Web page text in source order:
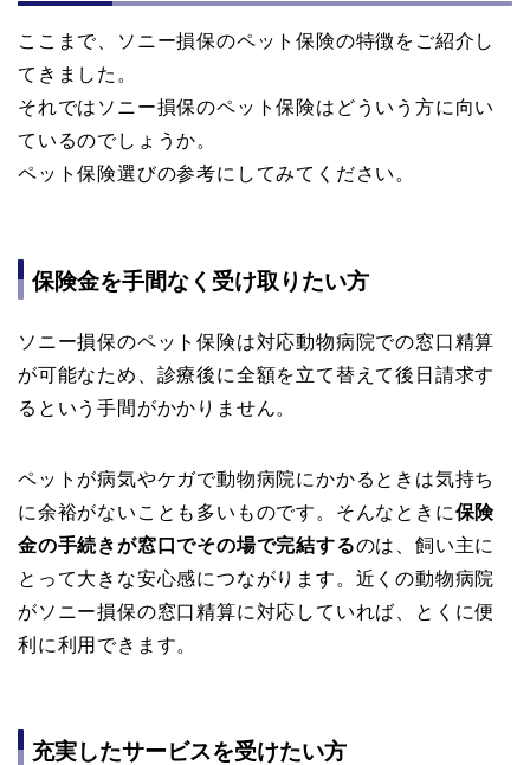
ここまで、ソニー損保のペット保険の特徴をご紹介し
てきました。
それではソニー損保のペット保険はどういう方に向い
ているのでしょうか。
ペット保険選びの参考にしてみてください。
保険金を手間なく受け取りたい方
ソニー損保のペット保険は対応動物病院での窓口精算
が可能なため、診療後に全額を立て替えて後日請求す
るという手間がかかりません。
ペットが病気やケガで動物病院にかかるときは気持ち
に余裕がないことも多いものです。そんなときに保険
金の手続きが窓口でその場で完結するのは、飼い主に
とって大きな安心感につながります。近くの動物病院
がソニー損保の窓口精算に対応していれば、とくに便
利に利用できます。
充実したサービスを受けたい方